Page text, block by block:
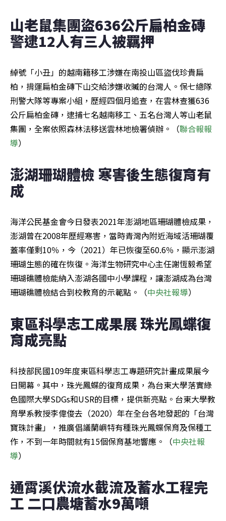
山老鼠集團盜636公斤扁柏金磚
警逮12人有三人被羈押
綽號「小丑」的越南籍移工涉嫌在南投山區盜伐珍貴扁
柏，揹運扁柏金磚下山交給涉嫌收贓的台灣人。保七總隊
刑警大隊等專案小組，歷經四個月追查，在雲林查獲636
公斤扁柏金磚，逮捕七名越南移工、五名台灣人等山老鼠
集團，全案依照森林法移送雲林地檢署偵辦。（聯合報報
導）
澎湖珊瑚體檢 寒害後生態復育有
成
海洋公民基金會今日發表2021年澎湖地區珊瑚體檢成果，
澎湖曾在2008年歷經寒害，當時青灣內附近海域活珊瑚覆
蓋率僅剩10％，今（2021）年已恢復至60.6％，顯示澎湖
珊瑚生態的確在恢復。海洋生物研究中心主任謝恆毅希望
珊瑚礁體檢能納入澎湖各國中小學課程，讓澎湖成為台灣
珊瑚礁體檢結合到校教育的示範點。（中央社報導）
東區科學志工成果展 珠光鳳蝶復
育成亮點
科技部民國109年度東區科學志工專題研究計畫成果展今
日開幕。其中，珠光鳳蝶的復育成果，為台東大學落實綠
色國際大學SDGs和USR的目標，提供新亮點。台東大學教
育學系教授李偉俊去（2020）年在全台各地發起的「台灣
寶珠計畫」，推廣倡議蘭嶼特有種珠光鳳蝶保育及保種工
作，不到一年時間就有15個保育基地響應。（中央社報
導）
通霄溪伏流水截流及蓄水工程完
工 二口農塘蓄水9萬噸